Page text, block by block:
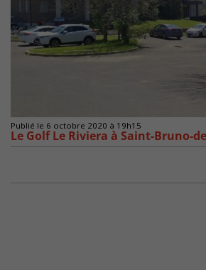
Publié le 6 octobre 2020 à 19h15
Le Golf Le Riviera à Saint-Bruno-